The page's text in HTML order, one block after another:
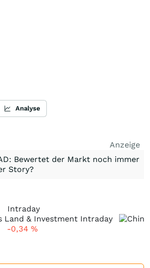
Analyse
Anzeige
Bewertet der Markt noch immer
Story?
Intraday
-0,34 %